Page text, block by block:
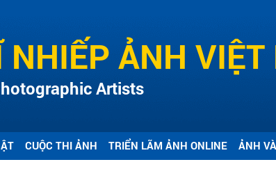
NHIẾP ẢNH
Artists
CUỘC THI ẢNH TRIỂN LÃM ẢNH ONLINE ẢNH